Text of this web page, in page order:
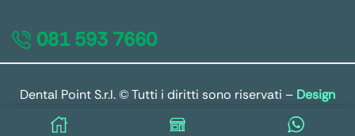
081 593 7660
Dental Point S.r.l. © Tutti i diritti sono riservati – Design
by Host Solutions